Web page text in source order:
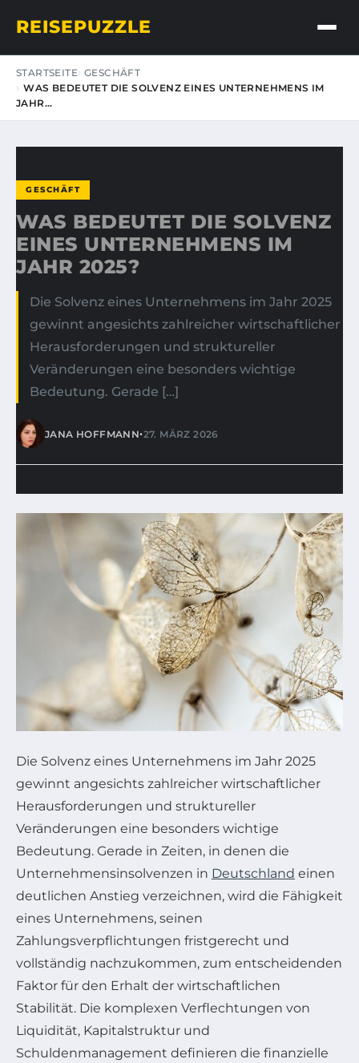
REISEPUZZLE
STARTSEITE GESCHÄFT
WAS BEDEUTET DIE SOLVENZ EINES UNTERNEHMENS IM
JAHR…
GESCHÄFT
WAS BEDEUTET DIE SOLVENZ
EINES UNTERNEHMENS IM
JAHR 2025?
Die Solvenz eines Unternehmens im Jahr 2025
gewinnt angesichts zahlreicher wirtschaftlicher
Herausforderungen und struktureller
Veränderungen eine besonders wichtige
Bedeutung. Gerade […]
JANA HOFFMANN•27. MÄRZ 2026
Die Solvenz eines Unternehmens im Jahr 2025
gewinnt angesichts zahlreicher wirtschaftlicher
Herausforderungen und struktureller
Veränderungen eine besonders wichtige
Bedeutung. Gerade in Zeiten, in denen die
Unternehmensinsolvenzen in Deutschland einen
deutlichen Anstieg verzeichnen, wird die Fähigkeit
eines Unternehmens, seinen
Zahlungsverpflichtungen fristgerecht und
vollständig nachzukommen, zum entscheidenden
Faktor für den Erhalt der wirtschaftlichen
Stabilität. Die komplexen Verflechtungen von
Liquidität, Kapitalstruktur und
Schuldenmanagement definieren die finanzielle